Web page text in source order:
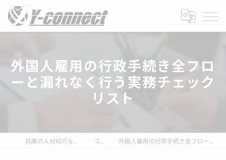
外国人雇用の行政手続き全フロ
ーと漏れなく行う実務チェック
リスト
コラム 外国人雇用の行政手続き全フローと漏れなく行う実務チェックリスト